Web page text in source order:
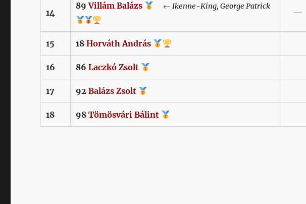
14
89Villám Balázs ← Ikenne-King, George Patrick
—
15 18Horváth András
16 86Laczkó Zsolt
17 92Balázs Zsolt
18 98Tömösvári Bálint